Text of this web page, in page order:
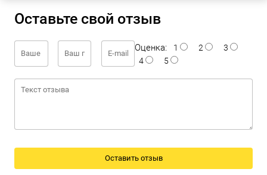
Оставьте свой отзыв
Оценка: 1 2
3
4
5